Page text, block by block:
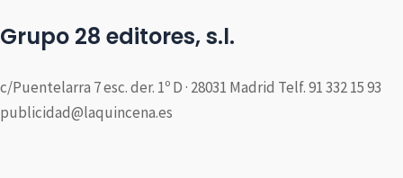
Grupo 28 editores, s.l.
c/Puentelarra 7 esc. der. 1º D · 28031 Madrid Telf. 91 332 15 93
publicidad@laquincena.es